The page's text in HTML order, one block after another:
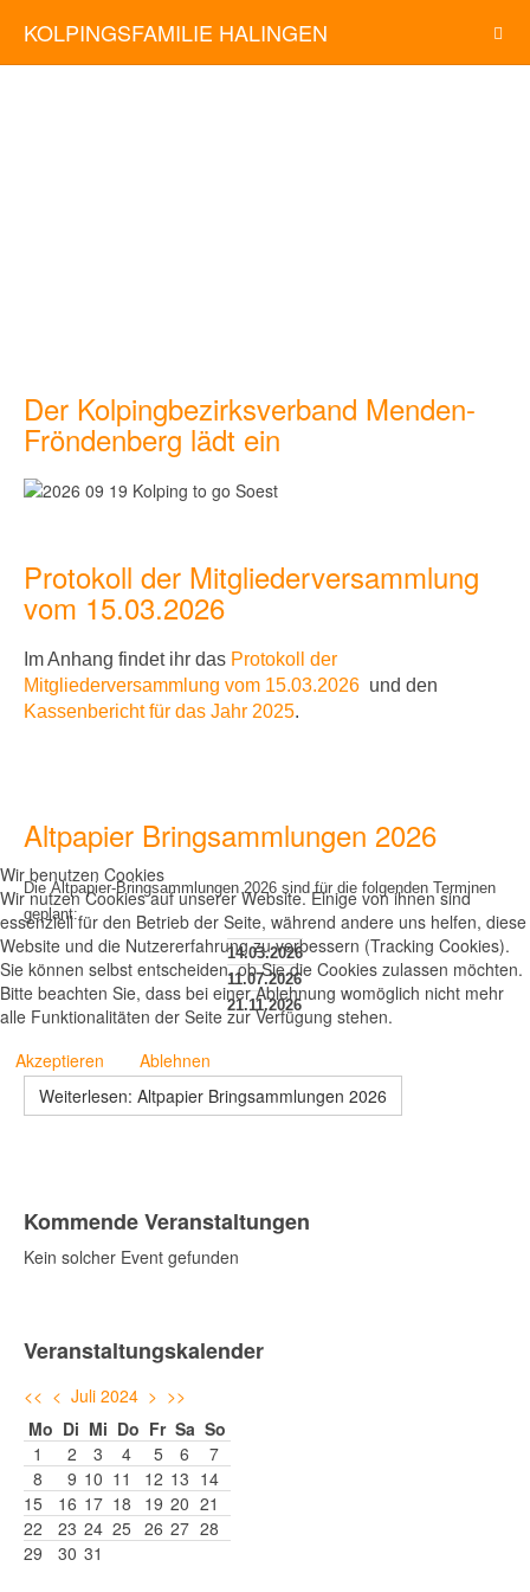
KOLPINGSFAMILIE HALINGEN
Der Kolpingbezirksverband Menden-
Fröndenberg lädt ein
Protokoll der Mitgliederversammlung
vom 15.03.2026
Im Anhang findet ihr das Protokoll der
Mitgliederversammlung vom 15.03.2026 und den
Kassenbericht für das Jahr 2025.
Altpapier Bringsammlungen 2026
Die Altpapier-Bringsammlungen 2026 sind für die folgenden Terminen
geplant:
14.03.2026
11.07.2026
21.11.2026
Weiterlesen: Altpapier Bringsammlungen 2026
Kommende Veranstaltungen
Kein solcher Event gefunden
Veranstaltungskalender
<< < Juli 2024 > >>
Mo Di Mi Do Fr Sa So
1
2 3 4 5 6
7
8
9 10 11 12 13 14
15
16 17 18 19 20 21
22
23 24 25 26 27 28
29
30 31
Wir benutzen Cookies
Wir nutzen Cookies auf unserer Website. Einige von ihnen sind
essenziell für den Betrieb der Seite, während andere uns helfen, diese
Website und die Nutzererfahrung zu verbessern (Tracking Cookies).
Sie können selbst entscheiden, ob Sie die Cookies zulassen möchten.
Bitte beachten Sie, dass bei einer Ablehnung womöglich nicht mehr
alle Funktionalitäten der Seite zur Verfügung stehen.
Akzeptieren
Ablehnen